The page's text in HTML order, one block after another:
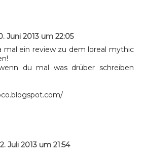
Juni 2013 um 22:05
mal ein review zu dem loreal mythic
du mal was drüber schreiben
2. Juli 2013 um 21:54